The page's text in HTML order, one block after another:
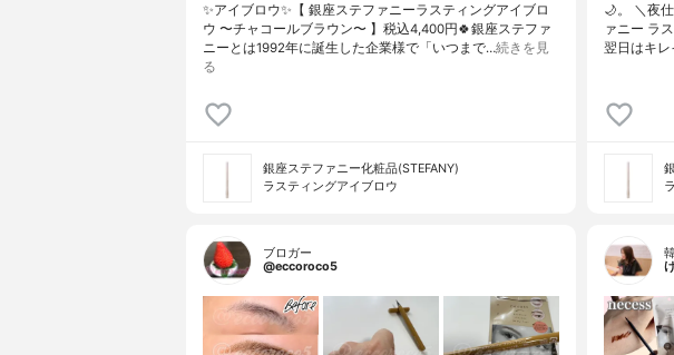
✨アイブロウ✨【 銀座ステファニーラスティングアイブロ
ウ 〜チャコールブラウン〜 】税込4,400円🍀銀座ステファ
ニーとは1992年に誕生した企業様で「いつまで…続きを見
る
銀座ステファニー化粧品(STEFANY)
ラスティングアイブロウ
🌙。 ＼夜
ァニー ラ
翌日は⁠キ
ブロガー
@eccoroco5